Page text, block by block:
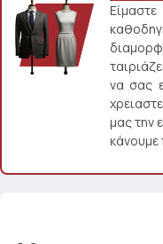
να σας
μας την
κάνουμε